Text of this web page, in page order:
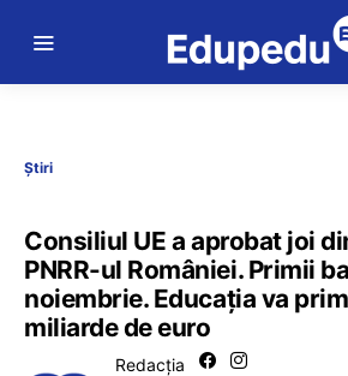
Știri
Consiliul UE a aprobat joi
PNRR-ul României. Primii
noiembrie. Educația va
miliarde de euro
Redacția